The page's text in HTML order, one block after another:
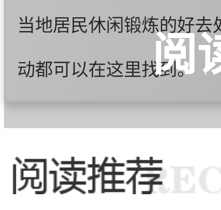
当地居民休闲锻炼的好
动都可以在这里找到。
兴庆区中山公园周
点，为游客提供了丰富
阅